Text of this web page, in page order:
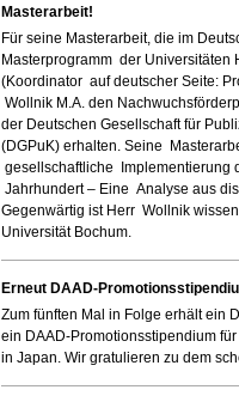
Masterarbeit!
Für seine Masterarbeit, die im
Masterprogramm der Universitäten
(Koordinator auf deutscher Seite:
Wollnik M.A. den
der Deutschen Gesellschaft für
(DGPuK) erhalten. Seine
gesellschaftliche Implementierung
Jahrhundert – Eine Analyse aus
Gegenwärtig ist Herr Wollnik
Universität Bochum.
Erneut DAAD-
Zum fünften Mal in Folge erhält ein
ein DAAD-Promotionsstipendium
in Japan. Wir gratulieren zu dem